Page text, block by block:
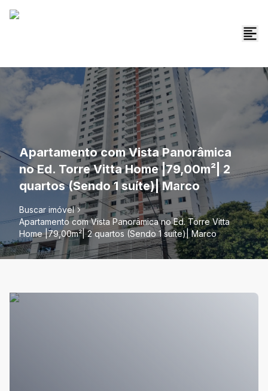
Apartamento com Vista Panorâmica
no Ed. Torre Vitta Home |79,00m²| 2
quartos (Sendo 1 suíte)| Marco
Buscar imóvel
Apartamento com Vista Panorâmica no Ed. Torre Vitta
Home |79,00m²| 2 quartos (Sendo 1 suíte)| Marco